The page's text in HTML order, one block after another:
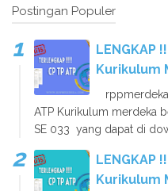
Postingan Populer
LENGKAP
Kurikulum
ATP Kurikulum merdeka
SE 033 yang dapat di
LENGKAP
Kurikulum